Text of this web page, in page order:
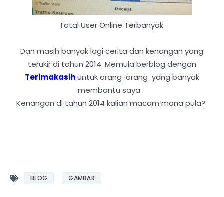
Total User Online Terbanyak.
Dan masih banyak lagi cerita dan kenangan yang
terukir di tahun 2014. Memula berblog dengan
Terimakasihuntuk orang-orang yang banyak
membantu saya .
Kenangan di tahun 2014 kalian macam mana pula?
BLOG GAMBAR